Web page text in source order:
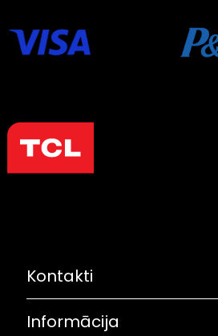
Kontakti
Adrese: Grostonas iela 6B, Rīga
Informācija